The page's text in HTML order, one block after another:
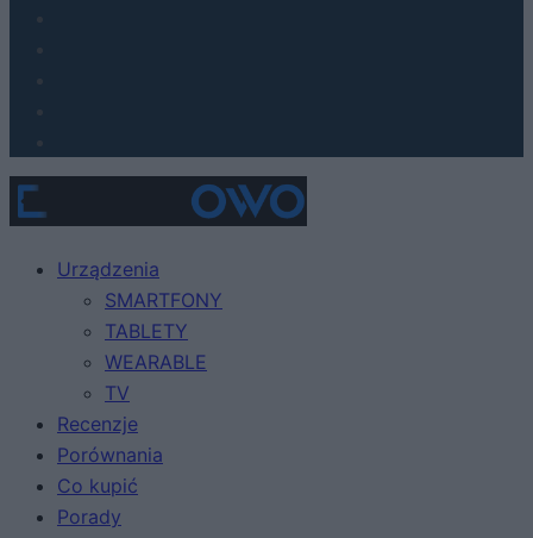
Urządzenia
SMARTFONY
TABLETY
WEARABLE
TV
Recenzje
Porównania
Co kupić
Porady